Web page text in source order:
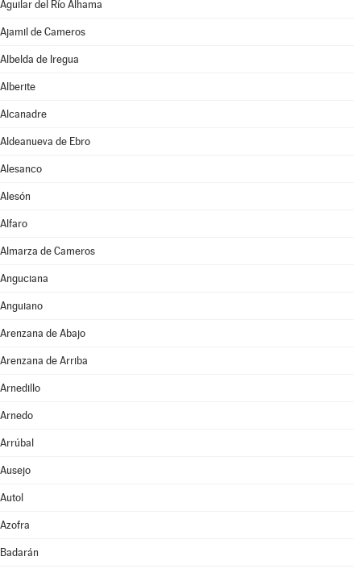
Aguilar del Río Alhama
Ajamil de Cameros
Albelda de Iregua
Alberite
Alcanadre
Aldeanueva de Ebro
Alesanco
Alesón
Alfaro
Almarza de Cameros
Anguciana
Anguiano
Arenzana de Abajo
Arenzana de Arriba
Arnedillo
Arnedo
Arrúbal
Ausejo
Autol
Azofra
Badarán